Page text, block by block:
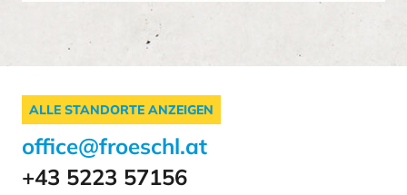
ALLE STANDORTE ANZEIGEN
office@froeschl.at
+43 5223 57156